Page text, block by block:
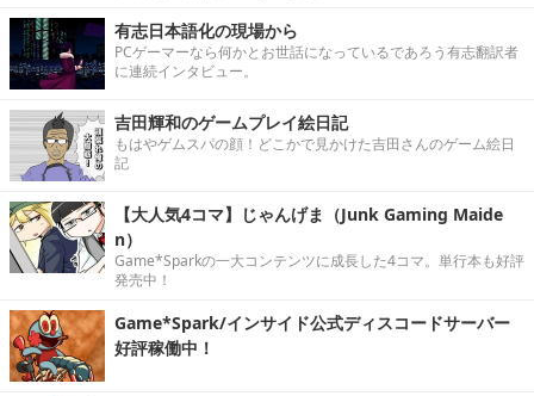
有志日本語化の現場から
PCゲーマーなら何かとお世話になっているであろう有志翻訳者
に連続インタビュー。
吉田輝和のゲームプレイ絵日記
もはやゲムスパの顔！どこかで見かけた吉田さんのゲーム絵日
記
【大人気4コマ】じゃんげま（Junk Gaming Maide
n）
Game*Sparkの一大コンテンツに成長した4コマ。単行本も好評
発売中！
Game*Spark/インサイド公式ディスコードサーバー
好評稼働中！